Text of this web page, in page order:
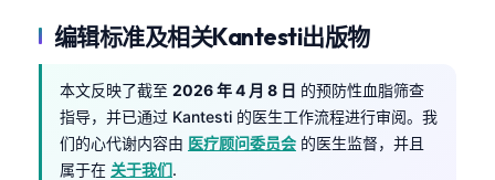
编辑标准及相关Kantesti出版物
本文反映了截至 2026 年 4 月 8 日 的预防性血脂筛查
指导，并已通过 Kantesti 的医生工作流程进行审阅。我
们的心代谢内容由 医疗顾问委员会 的医生监督，并且
属于在 关于我们.
فارسی
Български
Dansk
Nederlands